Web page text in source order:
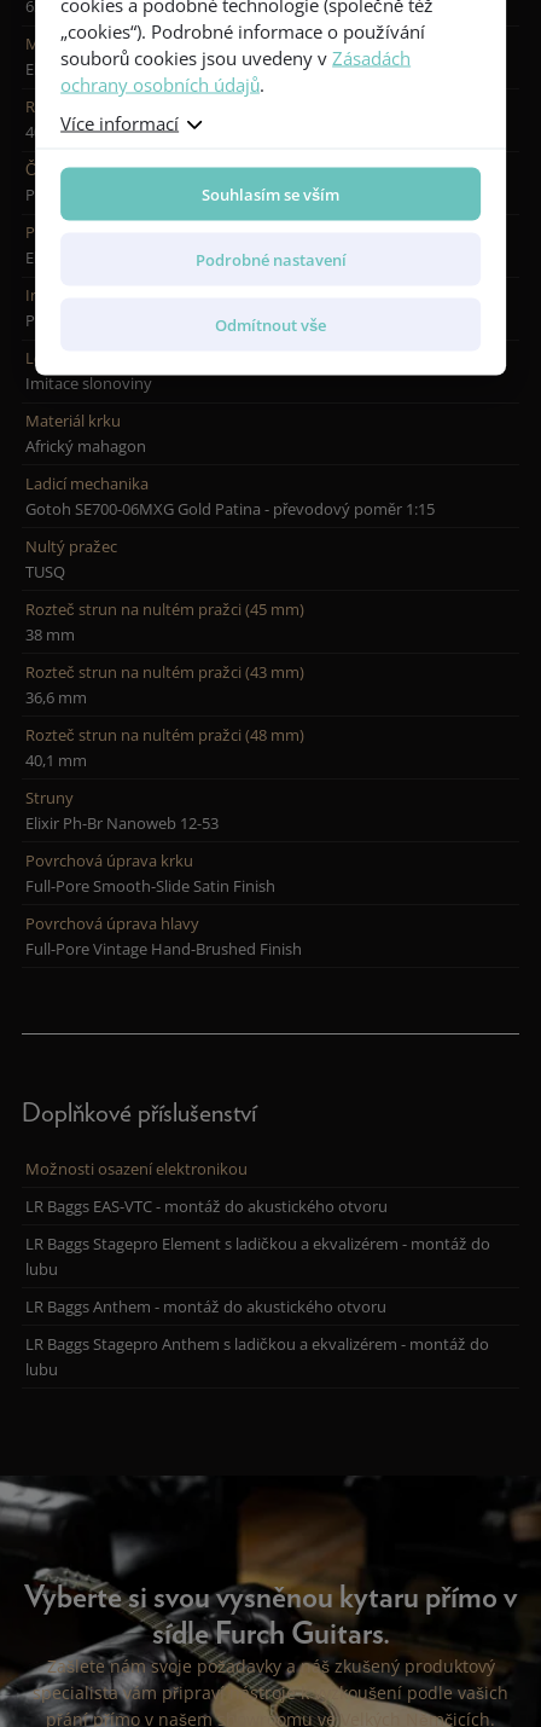
650 mm
Materiál hmatníku
Eben
Rádius hmatníku
400 mm
Čelní inlay hmatníku
Perleťové kosočtverce
Plátek na hlavě
Eben
Inlay hlavy
Perleťová lilie Oldtime
Lemování hmatníku a hlavy
Imitace slonoviny
Materiál krku
Africký mahagon
Ladicí mechanika
Gotoh SE700-06MXG Gold Patina - převodový poměr 1:15
Nultý pražec
TUSQ
Rozteč strun na nultém pražci (45 mm)
38 mm
Rozteč strun na nultém pražci (43 mm)
36,6 mm
Rozteč strun na nultém pražci (48 mm)
40,1 mm
Struny
Elixir Ph-Br Nanoweb 12-53
Povrchová úprava krku
Full-Pore Smooth-Slide Satin Finish
Povrchová úprava hlavy
Full-Pore Vintage Hand-Brushed Finish
Doplňkové příslušenství
Možnosti osazení elektronikou
LR Baggs EAS-VTC - montáž do akustického otvoru
LR Baggs Stagepro Element s ladičkou a ekvalizérem - montáž do
lubu
LR Baggs Anthem - montáž do akustického otvoru
LR Baggs Stagepro Anthem s ladičkou a ekvalizérem - montáž do
lubu
Vyberte si svou vysněnou kytaru přímo v
sídle Furch Guitars.
Zašlete nám svoje požadavky a náš zkušený produktový
specialista vám připraví nástroje k vyzkoušení podle vašich
přání přímo v našem showroomu ve Velkých Němčicích.
„cookies“). Podrobné informace o používání
souborů cookies jsou uvedeny vZásadách
ochrany osobních údajů.
Více informací
Souhlasím se vším
Podrobné nastavení
Odmítnout vše